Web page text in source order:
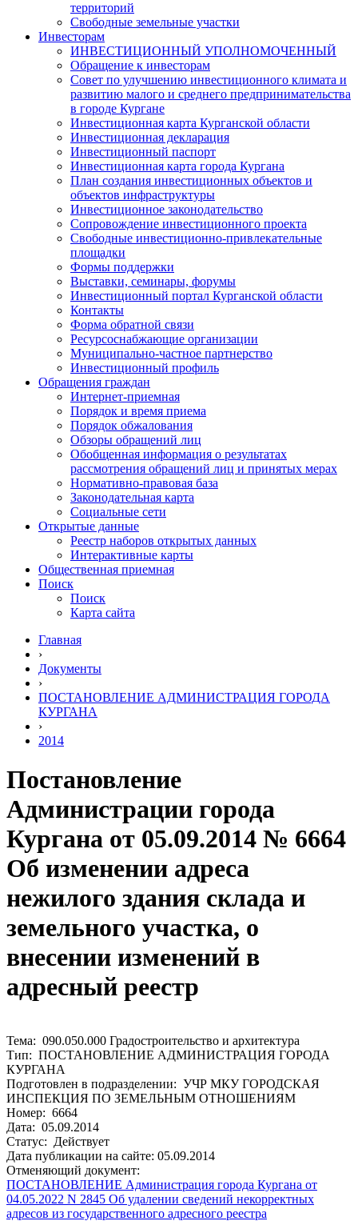
территорий
Свободные земельные участки
Инвесторам
ИНВЕСТИЦИОННЫЙ УПОЛНОМОЧЕННЫЙ
Обращение к инвесторам
Совет по улучшению инвестиционного климата и
развитию малого и среднего предпринимательства
в городе Кургане
Инвестиционная карта Курганской области
Инвестиционная декларация
Инвестиционный паспорт
Инвестиционная карта города Кургана
План создания инвестиционных объектов и
объектов инфраструктуры
Инвестиционное законодательство
Сопровождение инвестиционного проекта
Свободные инвестиционно-привлекательные
площадки
Формы поддержки
Выставки, семинары, форумы
Инвестиционный портал Курганской области
Контакты
Форма обратной связи
Ресурсоснабжающие организации
Муниципально-частное партнерство
Инвестиционный профиль
Обращения граждан
Интернет-приемная
Порядок и время приема
Порядок обжалования
Обзоры обращений лиц
Обобщенная информация о результатах
рассмотрения обращений лиц и принятых мерах
Нормативно-правовая база
Законодательная карта
Социальные сети
Открытые данные
Реестр наборов открытых данных
Интерактивные карты
Общественная приемная
Поиск
Поиск
Карта сайта
Главная
›
Документы
›
ПОСТАНОВЛЕНИЕ АДМИНИСТРАЦИЯ ГОРОДА
КУРГАНА
›
2014
Постановление
Администрации города
Кургана от 05.09.2014 № 6664
Об изменении адреса
нежилого здания склада и
земельного участка, о
внесении изменений в
адресный реестр
Тема: 090.050.000 Градостроительство и архитектура
Тип: ПОСТАНОВЛЕНИЕ АДМИНИСТРАЦИЯ ГОРОДА
КУРГАНА
Подготовлен в подразделении: УЧР МКУ ГОРОДСКАЯ
ИНСПЕКЦИЯ ПО ЗЕМЕЛЬНЫМ ОТНОШЕНИЯМ
Номер: 6664
Дата: 05.09.2014
Статус: Действует
Дата публикации на сайте: 05.09.2014
Отменяющий документ:
ПОСТАНОВЛЕНИЕ Администрация города Кургана от
04.05.2022 N 2845 Об удалении сведений некорректных
адресов из государственного адресного реестра